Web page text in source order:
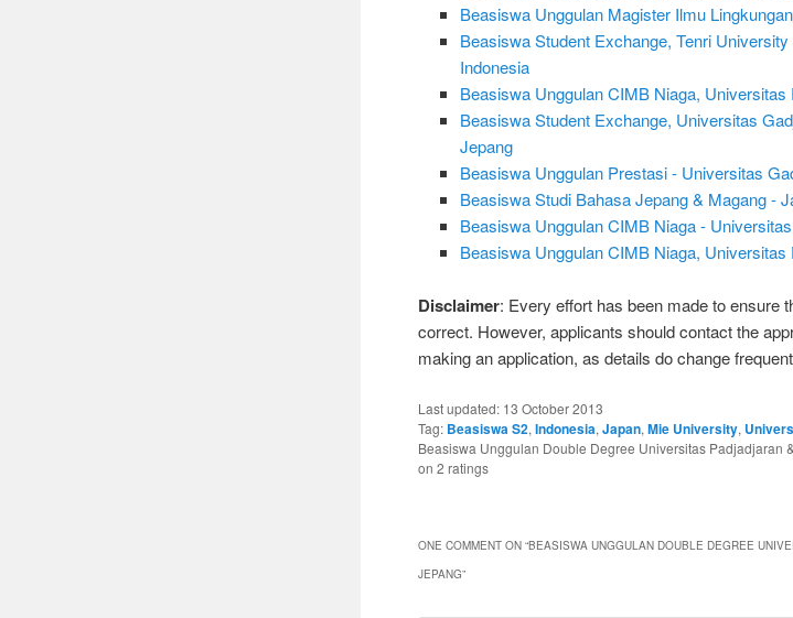
Beasiswa Unggulan Magister Ilmu
Beasiswa Student Exchange, Tenri
Indonesia
Beasiswa Unggulan CIMB Niaga,
Beasiswa Student Exchange, Universitas
Jepang
Beasiswa Unggulan Prestasi - Universitas
Beasiswa Studi Bahasa Jepang & Magang -
Beasiswa Unggulan CIMB Niaga -
Beasiswa Unggulan CIMB Niaga, Universitas
Disclaimer: Every effort has been made to ensure
correct. However, applicants should contact the
making an application, as details do change
Last updated: 13 October 2013
Tag: Beasiswa S2,Indonesia,Japan,Mie University,
Beasiswa Unggulan Double Degree Universitas Padjadjaran
on2 ratings
ONE COMMENT ON “BEASISWA UNGGULAN DOUBLE DEGREE
JEPANG”